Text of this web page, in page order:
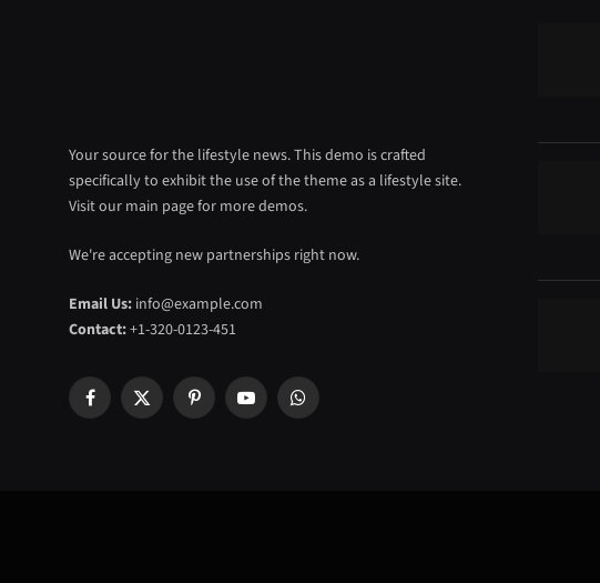
Your source for the lifestyle news. This demo is crafted
specifically to exhibit the use of the theme as a lifestyle site.
Visit our main page for more demos.
We're accepting new partnerships right now.
Email Us: info@example.com
Contact:+1-320-0123-451
Facebook
X
PinterestYouTubeWhatsApp